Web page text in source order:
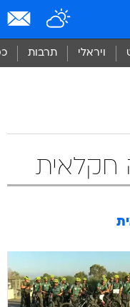
ויראלי תרבות
חקלאית